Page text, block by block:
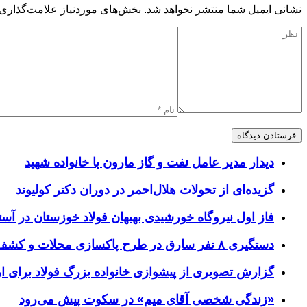
نشانی ایمیل شما منتشر نخواهد شد. بخش‌های موردنیاز
دیدار مدیر عامل نفت و گاز مارون با خانواده شهید
گزیده‌ای از تحولات هلال‌احمر در دوران دکتر کولیوند
فاز اول نیروگاه خورشیدی بهبهان فولاد خوزستان در
دستگیری ۸ نفر سارق در طرح پاکسازی محلات و کشف ۱۷ فقره سرقت
گزارش تصویری از پیشوازی خانواده بزرگ فولاد برای
«زندگی شخصی آقای میم» در سکوت پیش می‌رود